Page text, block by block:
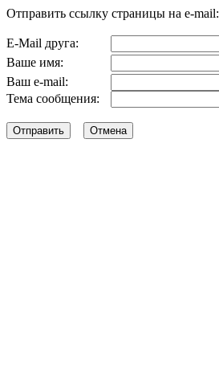
Отправить ссылку страницы на e-mail:
E-Mail друга:
Ваше имя:
Ваш e-mail:
Тема сообщения: